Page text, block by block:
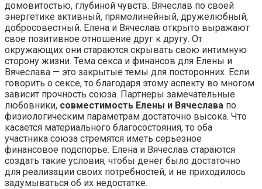
домовитостью, глубиной чувств. Вячеслав по своей
энергетике активный, прямолинейный, дружелюбный,
добросовестный. Елена и Вячеслав открыто выражают
свое позитивное отношение друг к другу. От
окружающих они стараются скрывать свою интимную
сторону жизни. Тема секса и финансов для Елены и
Вячеслава — это закрытые темы для посторонних. Если
говорить о сексе, то благодаря этому аспекту во многом
зависит прочность союза. Партнеры замечательные
любовники, совместимость Елены и Вячеслава по
физиологическим параметрам достаточно высока. Что
касается материального благосостояния, то оба
участника союза стремятся иметь серьезное
финансовое подспорье. Елена и Вячеслав стараются
создать такие условия, чтобы денег было достаточно
для реализации своих потребностей, и не приходилось
задумываться об их недостатке.